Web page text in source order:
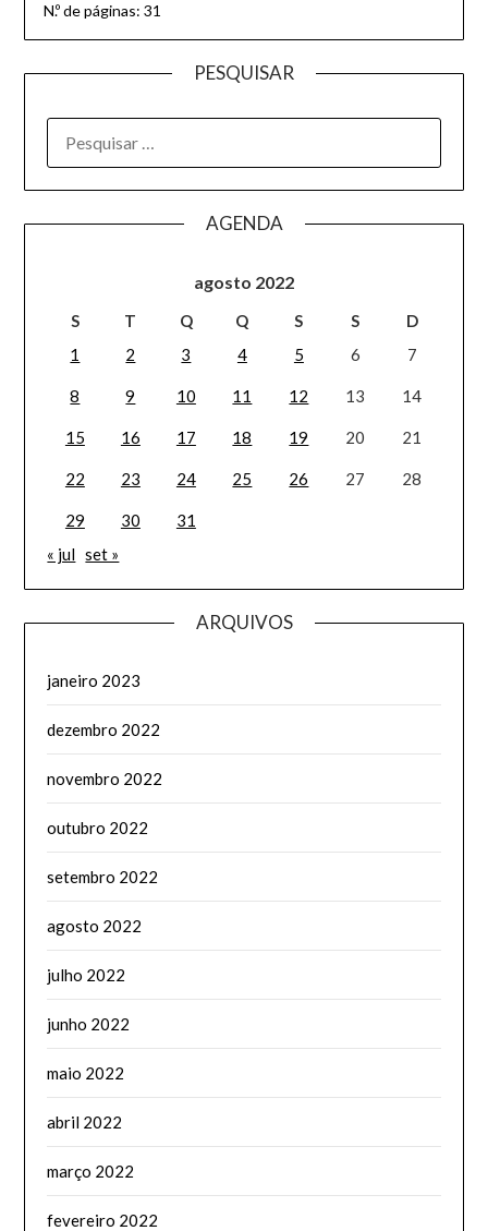
N.º de páginas: 31
PESQUISAR
AGENDA
agosto 2022
S T Q Q S S
D
1
2 3 4 5 6 7
8 9 10 11 12 13 14
15 16 17 18 19 20 21
22 23 24 25 26 27 28
29 30
31
« jul set »
ARQUIVOS
janeiro 2023
dezembro 2022
novembro 2022
outubro 2022
setembro 2022
agosto 2022
julho 2022
junho 2022
maio 2022
abril 2022
março 2022
fevereiro 2022